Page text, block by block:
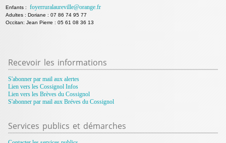
Enfants :foyerruralaureville@orange.fr
Adultes : Doriane : 07 86 74 95 77
Occitan:Jean Pierre : 05 61 08 36 13
Recevoirles informations
S'abonner par mail aux alertes
Lien vers les Cossignol Infos
Lien vers les Brèves du Cossignol
S'abonner par mail aux Bréves du Cossignol
Servicespublics et démarches